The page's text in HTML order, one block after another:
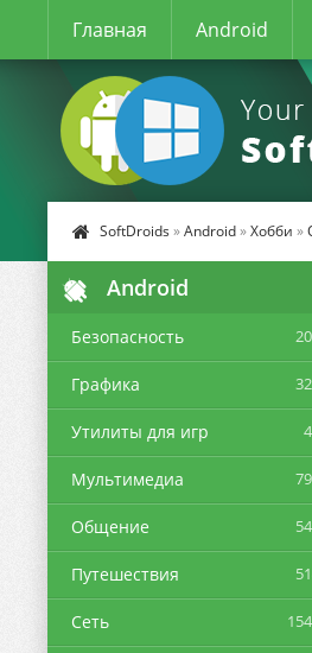
Главная Android
SoftDroids »Android»Хобби »
Android
Безопасность
Графика
Утилиты для игр
Мультимедиа
Общение
Путешествия
Сеть